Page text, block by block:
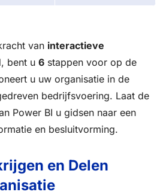
van interactieve
, bent u 6 stappen voor op de
u uw organisatie in de
bedrijfsvoering. Laat de
Power BI u gidsen naar een
en besluitvorming.
en Delen